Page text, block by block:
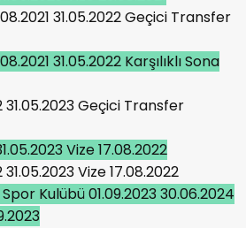
31.05.2022 Geçici Transfer
31.05.2022 Karşılıklı Sona
31.05.2023 Geçici Transfer
Vize 17.08.2022
Vize 17.08.2022
Kulübü 01.09.2023 30.06.2024